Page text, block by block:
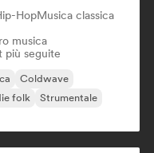
HopMusica classica
musica
più seguite
Coldwave
folk
Strumentale